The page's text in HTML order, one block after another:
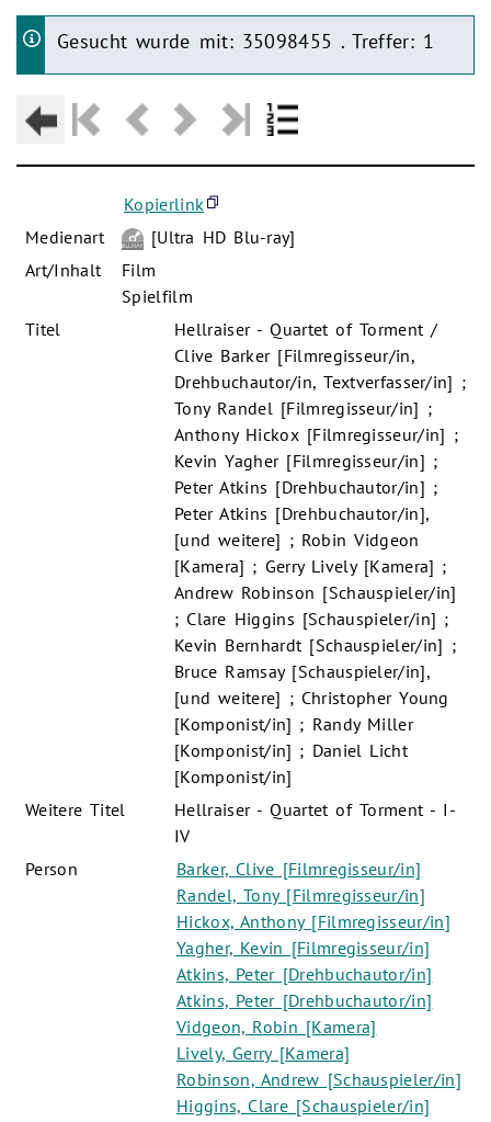
Gesucht wurde mit: 35098455 . Treffer: 1
Kopierlink
Medienart
[Ultra HD Blu-ray]
Art/Inhalt
Film
Spielfilm
Titel
Hellraiser - Quartet of Torment /
Clive Barker [Filmregisseur/in,
Drehbuchautor/in, Textverfasser/in] ;
Tony Randel [Filmregisseur/in] ;
Anthony Hickox [Filmregisseur/in] ;
Kevin Yagher [Filmregisseur/in] ;
Peter Atkins [Drehbuchautor/in] ;
Peter Atkins [Drehbuchautor/in],
[und weitere] ; Robin Vidgeon
[Kamera] ; Gerry Lively [Kamera] ;
Andrew Robinson [Schauspieler/in]
; Clare Higgins [Schauspieler/in] ;
Kevin Bernhardt [Schauspieler/in] ;
Bruce Ramsay [Schauspieler/in],
[und weitere] ; Christopher Young
[Komponist/in] ; Randy Miller
[Komponist/in] ; Daniel Licht
[Komponist/in]
Weitere Titel
Hellraiser - Quartet of Torment - I-
IV
Person
Barker, Clive [Filmregisseur/in]
Randel, Tony [Filmregisseur/in]
Hickox, Anthony [Filmregisseur/in]
Yagher, Kevin [Filmregisseur/in]
Atkins, Peter [Drehbuchautor/in]
Atkins, Peter [Drehbuchautor/in]
Vidgeon, Robin [Kamera]
Lively, Gerry [Kamera]
Robinson, Andrew [Schauspieler/in]
Higgins, Clare [Schauspieler/in]